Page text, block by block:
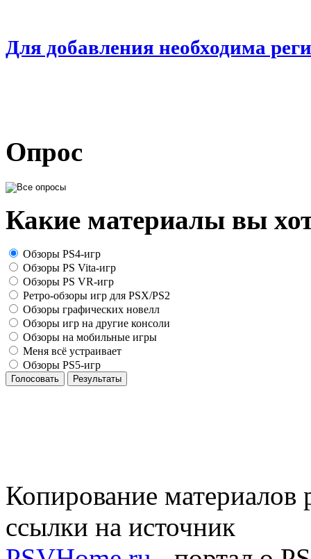
Для добавления необходима
Опрос
Какие материалы вы
Обзоры PS4-игр
Обзоры PS Vita-игр
Обзоры PS VR-игр
Ретро-обзоры игр для PSX/PS2
Обзоры графических новелл
Обзоры игр на другие консоли
Обзоры на мобильные игры
Меня всё устраивает
Обзоры PS5-игр
Голосовать Результаты
Копирование материалов
ссылки на источник